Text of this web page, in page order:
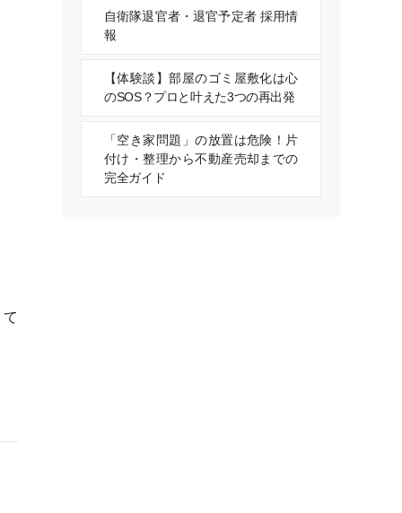
自衛隊退官者・退官予定者 採用情
報
【体験談】部屋のゴミ屋敷化は心
のSOS？プロと叶えた3つの再出発
「空き家問題」の放置は危険！片
付け・整理から不動産売却までの
完全ガイド